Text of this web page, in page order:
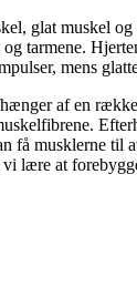
glat muskel
tarmene.
mens
af en
få musklerne til
lære at